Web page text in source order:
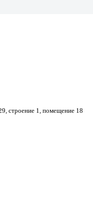
строение 1, помещение 18